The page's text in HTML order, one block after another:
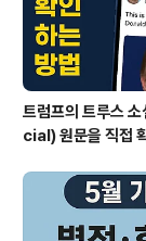
트럼프의 트루스
cial) 원문을 직접